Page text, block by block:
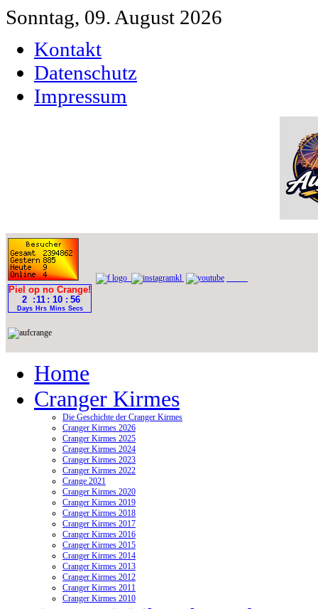
Sonntag, 09. August 2026
Kontakt
Datenschutz
Impressum
Home
Cranger Kirmes
Die Geschichte der Cranger Kirmes
Cranger Kirmes 2026
Cranger Kirmes 2025
Cranger Kirmes 2024
Cranger Kirmes 2023
Cranger Kirmes 2022
Crange 2021
Cranger Kirmes 2020
Cranger Kirmes 2019
Cranger Kirmes 2018
Cranger Kirmes 2017
Cranger Kirmes 2016
Cranger Kirmes 2015
Cranger Kirmes 2014
Cranger Kirmes 2013
Cranger Kirmes 2012
Cranger Kirmes 2011
Cranger Kirmes 2010